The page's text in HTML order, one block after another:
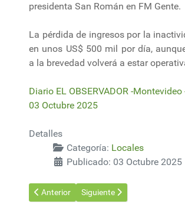
presidenta San Román en FM Gente.
La pérdida de ingresos por la
en unos US$ 500 mil por día,
a la brevedad volverá a estar
Diario EL OBSERVADOR -Montevideo
03 Octubre 2025
Detalles
Categoría: Locales
Publicado: 03 Octubre 2025
Artículo anterior: Terminal Cuenca del
Anterior Artículo siguiente:
Siguiente